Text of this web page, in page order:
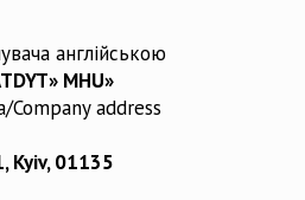
англійською
MHU»
address
Kyiv, 01135